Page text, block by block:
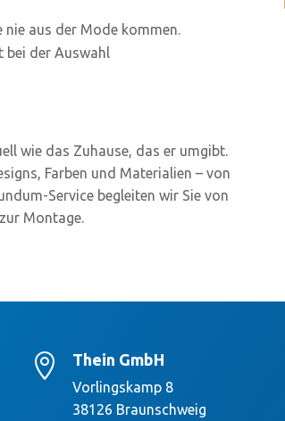
nie aus der Mode kommen.
bei der Auswahl
wie das Zuhause, das er umgibt.
Farben und Materialien – von
Service begleiten wir Sie von
Montage.
 Thein GmbH
Vorlingskamp 8
38126 Braunschweig